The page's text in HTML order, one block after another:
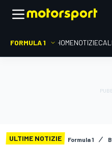
FORMULA 1 HOMENOTIZIE
ULTIME NOTIZIE Formula 1